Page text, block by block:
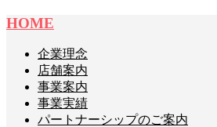
HOME
企業理念
店舗案内
事業案内
事業実績
パートナーシップのご案内